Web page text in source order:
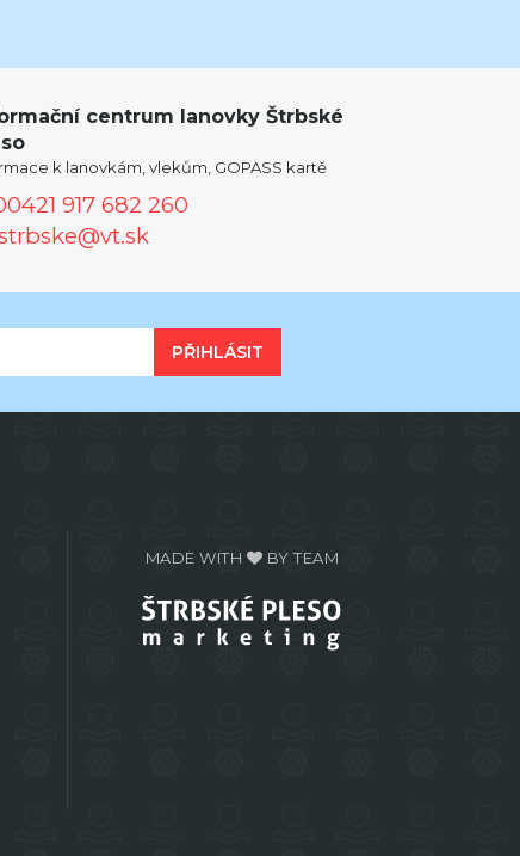
centrum lanovky Štrbské
k lanovkám, vlekům, GOPASS kartě
917 682 260
PŘIHLÁSIT
MADE WITH BY TEAM